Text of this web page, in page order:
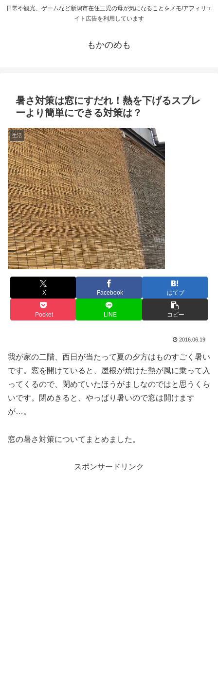
日常や観光、ゲームなど新潟市在住三児の母が気になることをメモ/アフィリエ
イト広告を利用しています
もかのめも
暑さ対策は窓にすだれ！熱を下げるスプレ
ーより簡単にできる対策は？
生活
X Facebook はてブ
Pocket LINE コピー
2016.06.19
我が家の二階、西日が当たって夏の夕方はものすごく暑い
です。窓を開けていると、屋根が焼けた熱が風に乗って入
ってくるので、閉めていたほうがましなのではと思うくら
いです。閉めきると、やっぱり暑いので窓は開けます
が…。
窓の暑さ対策についてまとめました。
スポンサードリンク